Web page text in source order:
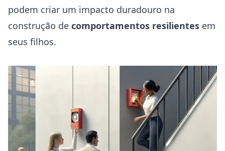
podem criar um impacto duradouro na
construção de comportamentos resilientes em
seus filhos.